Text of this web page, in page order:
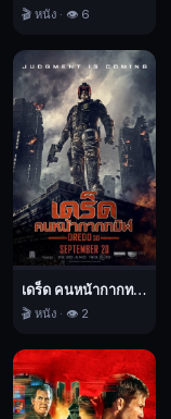
สถาน
นั้น
ขณะ
พยายาม
ชีวิต
รอด
และ
ป้องกัน
ร่างกาย
ของ
ตัว
เอง
🎬 หนัง · 👁️ 6
เดร็ด คนหน้ากากทมิฬ
🎬 หนัง · 👁️ 2